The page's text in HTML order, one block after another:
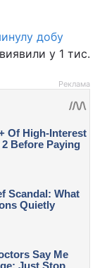
добу
у 1 тис.
Реклама